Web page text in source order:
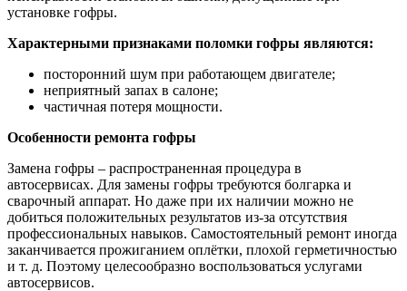
установке гофры.
Характерными признаками поломки гофры являются:
посторонний шум при работающем двигателе;
неприятный запах в салоне;
частичная потеря мощности.
Особенности ремонта гофры
Замена гофры – распространенная процедура в
автосервисах. Для замены гофры требуются болгарка и
сварочный аппарат. Но даже при их наличии можно не
добиться положительных результатов из-за отсутствия
профессиональных навыков. Самостоятельный ремонт иногда
заканчивается прожиганием оплётки, плохой герметичностью
и т. д. Поэтому целесообразно воспользоваться услугами
автосервисов.